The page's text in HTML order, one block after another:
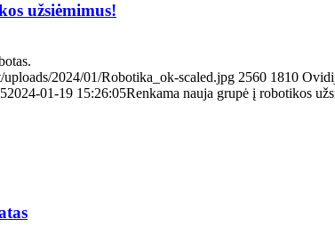
užsiėmimus!
2024/01/Robotika_ok-scaled.jpg 2560 1810
2024-01-19 15:26:05Renkama nauja grupė į robotikos